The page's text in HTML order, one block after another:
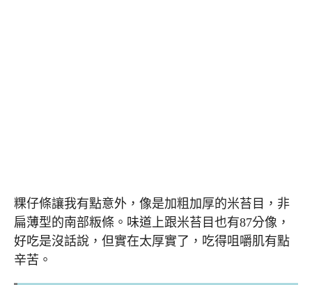
粿仔條讓我有點意外，像是加粗加厚的米苔目，非
扁薄型的南部粄條。味道上跟米苔目也有87分像，
好吃是沒話說，但實在太厚實了，吃得咀嚼肌有點
辛苦。